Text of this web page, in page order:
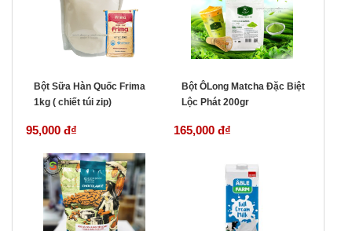
Bột Sữa Hàn Quốc Frima
1kg ( chiết túi zip)
95,000 đ₫
Bột ÔLong Matcha Đặc Biệt
Lộc Phát 200gr
165,000 đ₫